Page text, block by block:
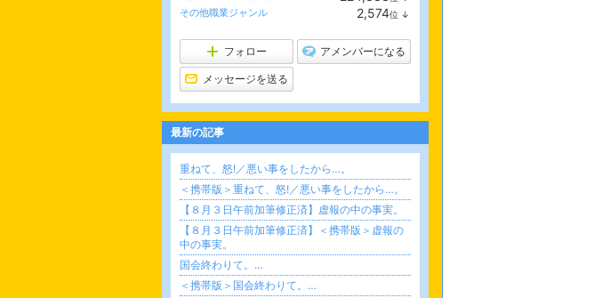
ン
その他職業ジャンル 2,574位 ↓
フォロー アメンバーになる
メッセージを送る
最新の記事
重ねて、怒!／悪い事をしたから…。
＜携帯版＞重ねて、怒!／悪い事をしたから…。
【８月３日午前加筆修正済】虚報の中の事実。
【８月３日午前加筆修正済】＜携帯版＞虚報の
中の事実。
国会終わりて。…
＜携帯版＞国会終わりて。…